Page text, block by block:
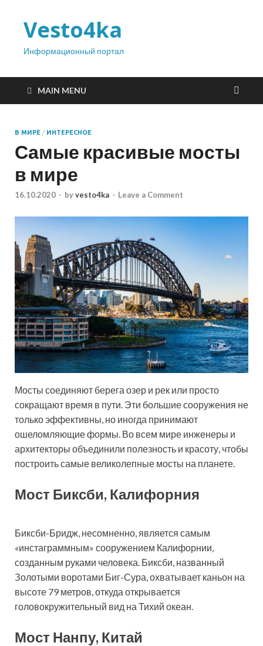
Vesto4ka
Информационный портал
MAIN MENU
В МИРЕ / ИНТЕРЕСНОЕ
Самые красивые мосты
в мире
16.10.2020 - byvesto4ka - Leave a Comment
Мосты соединяют берега озер и рек или просто
сокращают время в пути. Эти большие сооружения не
только эффективны, но иногда принимают
ошеломляющие формы. Во всем мире инженеры и
архитекторы объединили полезность и красоту, чтобы
построить самые великолепные мосты на планете.
Мост Биксби, Калифорния
Биксби-Бридж, несомненно, является самым
«инстаграммным» сооружением Калифорнии,
созданным руками человека. Биксби, названный
Золотыми воротами Биг-Сура, охватывает каньон на
высоте 79 метров, откуда открывается
головокружительный вид на Тихий океан.
Мост Нанпу, Китай